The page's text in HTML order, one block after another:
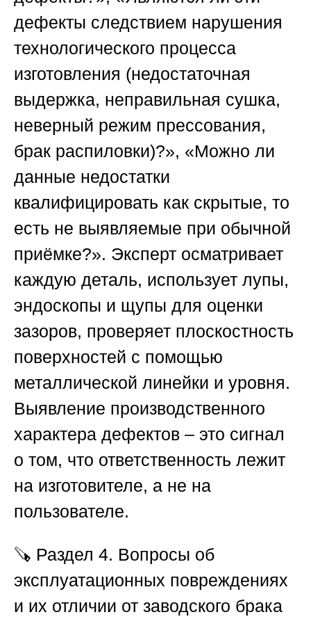
дефекты следствием нарушения
технологического процесса
изготовления (недостаточная
выдержка, неправильная сушка,
неверный режим прессования,
брак распиловки)?», «Можно ли
данные недостатки
квалифицировать как скрытые, то
есть не выявляемые при обычной
приёмке?». Эксперт осматривает
каждую деталь, использует лупы,
эндоскопы и щупы для оценки
зазоров, проверяет плоскостность
поверхностей с помощью
металлической линейки и уровня.
Выявление производственного
характера дефектов – это сигнал
о том, что ответственность лежит
на изготовителе, а не на
пользователе.
🪚 Раздел 4. Вопросы об
эксплуатационных повреждениях
и их отличии от заводского брака